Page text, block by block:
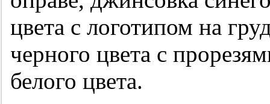
цвета с логотипом на
черного цвета с
белого цвета.